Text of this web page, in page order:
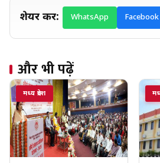
शेयर करें: WhatsApp Facebook
और भी पढ़ें
मध्य प्रदेश